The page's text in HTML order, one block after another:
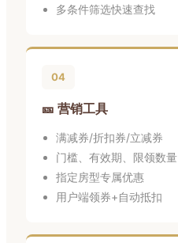
多条件筛选快速查找
04
🎫 营销工具
满减券/折扣券/立减券
门槛、有效期、限领数量
指定房型专属优惠
用户端领券+自动抵扣